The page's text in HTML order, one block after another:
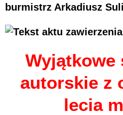
burmistrz Arkadiusz
Wyjątkowe
autorskie z
lecia